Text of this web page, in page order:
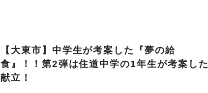
【大東市】中学生が考案した『夢の給
食』！！第2弾は住道中学の1年生が考案した
献立！